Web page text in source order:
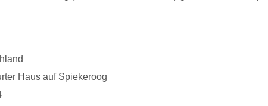
Haus auf Spiekeroog